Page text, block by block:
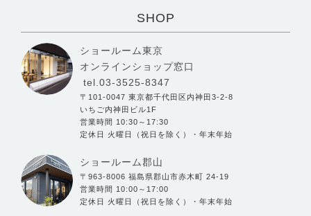
SHOP
ショールーム東京
オンラインショップ窓口
tel.03-3525-8347
〒101-0047 東京都千代田区内神田3-2-8
いちご内神田ビル1F
営業時間 10:30～17:30
定休日 火曜日（祝日を除く）・年末年始
ショールーム郡山
〒963-8006 福島県郡山市赤木町 24-19
営業時間 10:00～17:00
定休日 火曜日（祝日を除く）・年末年始